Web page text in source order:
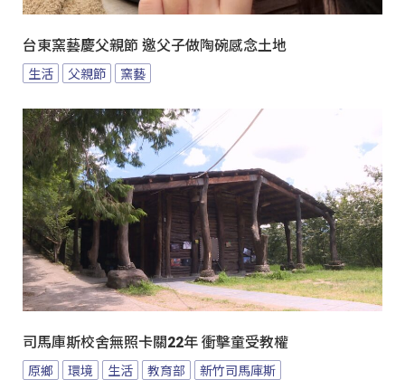
台東窯藝慶父親節 邀父子做陶碗感念土地
生活 父親節 窯藝
司馬庫斯校舍無照卡關22年 衝擊童受教權
原鄉 環境 生活 教育部 新竹司馬庫斯